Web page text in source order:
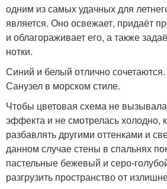
одним из самых удачных для
является. Оно освежает, придаёт
и облагораживает его, а также
нотки.
Синий и белый отлично сочетаются.
Санузел в морском стиле.
Чтобы цветовая схема не
эффекта и не смотрелась холодно,
разбавлять другими оттенками и
данном случае стены в спальнях
пастельные бежевый и серо-
разгрузить пространство от